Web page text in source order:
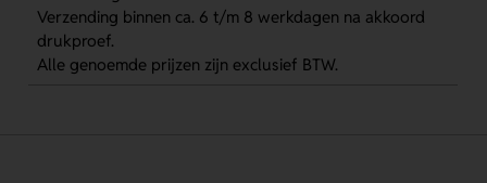
Verzending binnen ca. 6 t/m 8 werkdagen na akkoord
drukproef.
Alle genoemde prijzen zijn exclusief BTW.